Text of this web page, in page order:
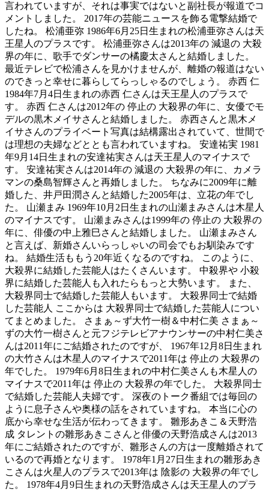
言われていますが、それは事実ではないと副社長が報道でコ
メントしました。 2017年の芸能ニュースを飾る電撃結婚で
したね。 松浦亜弥 1986年6月25日生まれの松浦亜弥さんは天
王星人のプラスです。 松浦亜弥さんは2013年の 減退の 大殺
界の年に、歌手でダンサーの橘慶太さんと結婚しました。
最近テレビで松浦さんを見かけませんが、離婚の報道はない
のできっと幸せに暮らしてらっしゃるのでしょう。 赤西 仁
1984年7月4日生まれの赤西 仁さんは天王星人のプラスで
す。 赤西 仁さんは2012年の 停止の 大殺界の年に、女優でモ
デルの黒木メイサさんと結婚しました。 赤西さんと黒木メ
イサさんのプライベート写真は結構露出されていて、世間で
は理想の夫婦などととも言われていますね。 安達祐実 1981
年9月14日生まれの安達祐実さんは天王星人のマイナスで
す。 安達祐実さんは2014年の 減退の 大殺界の年に、カメラ
マンの桑島智輝さんと再婚しました。 ちなみに2009年に離
婚した、井戸田潤さんと結婚した2005年は、立花の年でし
た。 山瀬まみ 1969年10月2日生まれの山瀬まみさんは木星人
のマイナスです。 山瀬まみさんは1999年の 停止の 大殺界の
年に、俳優の中上雅巳さんと結婚しました。 山瀬まみさん
と言えば、新婚さんいらっしゃいの司会でもお馴染みです
ね。 結婚生活ももう20年近くなるのですね。 このように、
大殺界に結婚した芸能人はたくさんいます。 中殺界や 小殺
界に結婚した芸能人も入れたらもっと大勢います。 また、
大殺界同士で結婚した芸能人もいます。 大殺界同士で結婚
した芸能人 ここからは 大殺界同士で結婚した芸能人につい
てまとめました。 さまぁ～ず大竹一樹＆中村仁美 さまぁ～
ずの大竹一樹さんと元フジテレビアナウンサーの中村仁美さ
んは2011年にご結婚されたのですが、 1967年12月8日生まれ
の大竹さんは木星人のマイナスで2011年は 停止の 大殺界の
年でした。 1979年6月8日生まれの中村仁美さんも木星人の
マイナスで2011年は 停止の 大殺界の年でした。 大殺界同士
で結婚した芸能人夫婦です。 深夜のトーク番組では毎回の
ように息子さんや奥様の話をされていますね。 本当に心の
底から幸せな生活が伝わってきます。 雛形あきこ＆天野浩
成 タレントの雛形あきこさんと俳優の天野浩成さんは2013
年にご結婚されたのですが、雛形さんの方は一度離婚されて
いるので再婚となります。 1978年1月27日生まれの雛形あき
こさんは火星人のプラスで2013年は 陰影の 大殺界の年でし
た。 1978年4月9日生まれの天野浩成さんは天王星人のプラ